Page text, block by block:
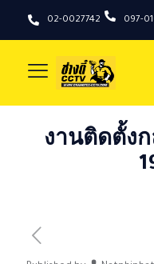
02-0027742 097-
งานติดตั้ง